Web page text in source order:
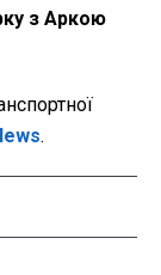
з Аркою
.